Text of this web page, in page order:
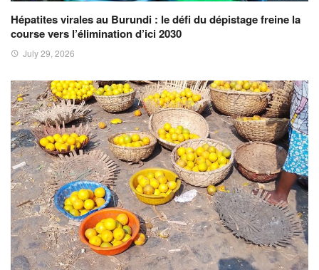
Hépatites virales au Burundi : le défi du dépistage freine la
course vers l’élimination d’ici 2030
July 29, 2026